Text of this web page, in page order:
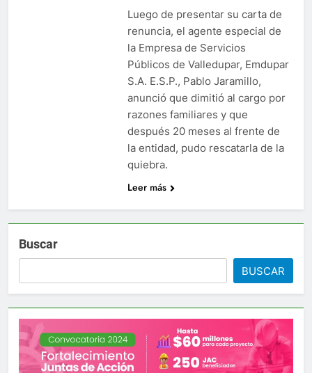
víctimas de los accidentes de tránsito en Colombia
de Camilo Namén a sus 80 años
internacional para el combate de incendios en Colombia
lo último de Berosca y Jesús Vides Con
3 Años
destituyó docente que abusó sexualmente de niña de 13
Luego de presentar su carta de
renuncia, el agente especial de
la Empresa de Servicios
Públicos de Valledupar, Emdupar
S.A. E.S.P., Pablo Jaramillo,
anunció que dimitió al cargo por
razones familiares y que
después 20 meses al frente de
la entidad, pudo rescatarla de la
quiebra.
Leer más
Buscar
BUSCAR